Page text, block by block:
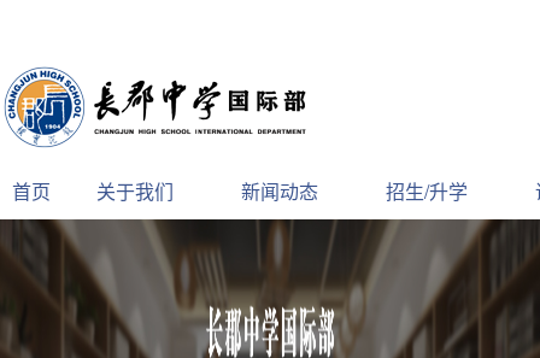
首页 关于我们 新闻动态 招生/升学